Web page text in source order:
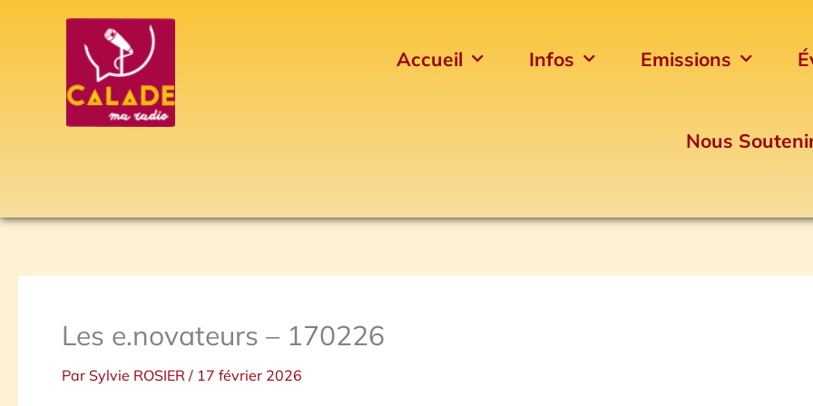
Accueil Infos Emissions
Nous
Les e.novateurs – 170226
Par Sylvie ROSIER / 17 février 2026